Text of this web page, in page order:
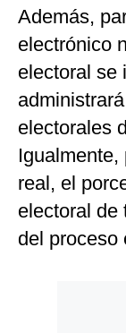
Además,
electrónico
electoral se
electorales
real, el
electoral de
del proceso